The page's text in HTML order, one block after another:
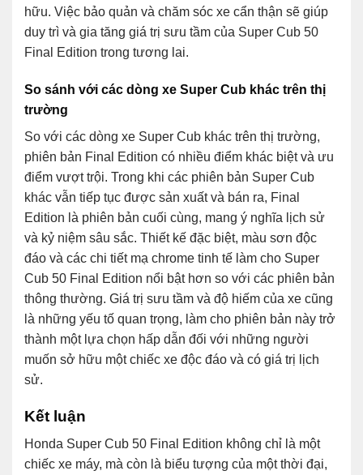
hữu. Việc bảo quản và chăm sóc xe cẩn thận sẽ giúp
duy trì và gia tăng giá trị sưu tầm của Super Cub 50
Final Edition trong tương lai.
So sánh với các dòng xe Super Cub khác trên thị
trường
So với các dòng xe Super Cub khác trên thị trường,
phiên bản Final Edition có nhiều điểm khác biệt và ưu
điểm vượt trội. Trong khi các phiên bản Super Cub
khác vẫn tiếp tục được sản xuất và bán ra, Final
Edition là phiên bản cuối cùng, mang ý nghĩa lịch sử
và kỷ niệm sâu sắc. Thiết kế đặc biệt, màu sơn độc
đáo và các chi tiết mạ chrome tinh tế làm cho Super
Cub 50 Final Edition nổi bật hơn so với các phiên bản
thông thường. Giá trị sưu tầm và độ hiếm của xe cũng
là những yếu tố quan trọng, làm cho phiên bản này trở
thành một lựa chọn hấp dẫn đối với những người
muốn sở hữu một chiếc xe độc đáo và có giá trị lịch
sử.
Kết luận
Honda Super Cub 50 Final Edition không chỉ là một
chiếc xe máy, mà còn là biểu tượng của một thời đại,